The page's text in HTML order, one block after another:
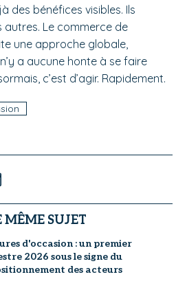
des bénéfices visibles. Ils
Le commerce de
une approche globale,
a aucune honte à se faire
c’est d’agir. Rapidement.
MÊME SUJET
d'occasion : un premier
2026 sous le signe du
des acteurs